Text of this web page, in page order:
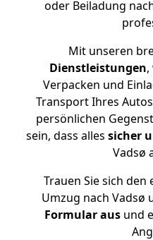
oder Beiladung
Mit unseren
Dienstleistungen
Verpacken und
Transport Ihres
persönlichen
sein, dass alles sicher
Vadsø
Trauen Sie sich
Umzug nach Vadsø
Formular ausund